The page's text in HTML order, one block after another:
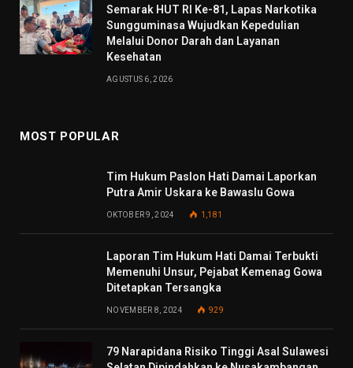
Semarak HUT RI Ke-81, Lapas Narkotika
Sungguminasa Wujudkan Kepedulian
Melalui Donor Darah dan Layanan
Kesehatan
AGUSTUS 6, 2026
MOST POPULAR
Tim Hukum Paslon Hati Damai Laporkan
Putra Amir Uskara ke Bawaslu Gowa
OKTOBER 9, 2024 1,181
Laporan Tim Hukum Hati Damai Terbukti
Memenuhi Unsur, Pejabat Kemenag Gowa
Ditetapkan Tersangka
NOVEMBER 8, 2024 929
79 Narapidana Risiko Tinggi Asal Sulawesi